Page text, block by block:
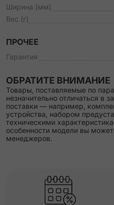
Ширина (мм)
Вес (г)
ПРОЧЕЕ
Гарантия
ОБРАТИТЕ ВНИМАНИЕ
Товары, поставляемые по
незначительно отличаться в
поставки — например,
устройства, набором
техническими
особенности модели вы
менеджеров.